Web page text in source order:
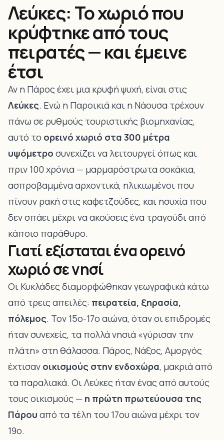
Λεύκες: Το χωριό που
κρύφτηκε από τους
πειρατές — και έμεινε
έτσι
Αν η Πάρος έχει μια κρυφή ψυχή, είναι στις
Λεύκες. Ενώ η Παροικιά και η Νάουσα τρέχουν
πάνω σε ρυθμούς τουριστικής βιομηχανίας,
αυτό το ορεινό χωριό στα 300 μέτρα
υψόμετρο συνεχίζει να λειτουργεί όπως και
πριν 100 χρόνια — μαρμαρόστρωτα σοκάκια,
ασπροβαμμένα αρχοντικά, ηλικιωμένοι που
πίνουν ρακή στις καφετζούδες, και ησυχία που
δεν σπάει μέχρι να ακούσεις ένα τραγούδι από
κάποιο παράθυρο.
Γιατί εξίσταται ένα ορεινό
χωριό σε νησί
Οι Κυκλάδες διαμορφώθηκαν γεωγραφικά κάτω
από τρεις απειλές: πειρατεία, ξηρασία,
πόλεμος. Τον 15ο-17ο αιώνα, όταν οι επιδρομές
ήταν συνεχείς, τα πολλά νησιά «γύρισαν την
πλάτη» στη θάλασσα. Πάρος, Νάξος, Αμοργός
έχτισαν οικισμούς στην ενδοχώρα, μακριά από
τα παραλιακά. Οι Λεύκες ήταν ένας από αυτούς
τους οικισμούς — η πρώτη πρωτεύουσα της
Πάρου από τα τέλη του 17ου αιώνα μέχρι τον
19ο.